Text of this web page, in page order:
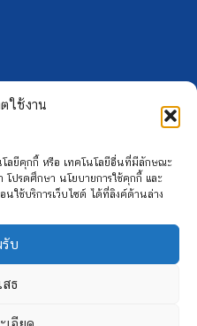
ใช้งาน
โลยีคุกกี้ หรือ เทคโนโลยีอื่นที่มีลักษณะ
โปรดศึกษา นโยบายการใช้คุกกี้ และ
ใช้บริการเว็บไซต์ ได้ที่ลิงค์ด้านล่าง
บ
สธ Auto Gas